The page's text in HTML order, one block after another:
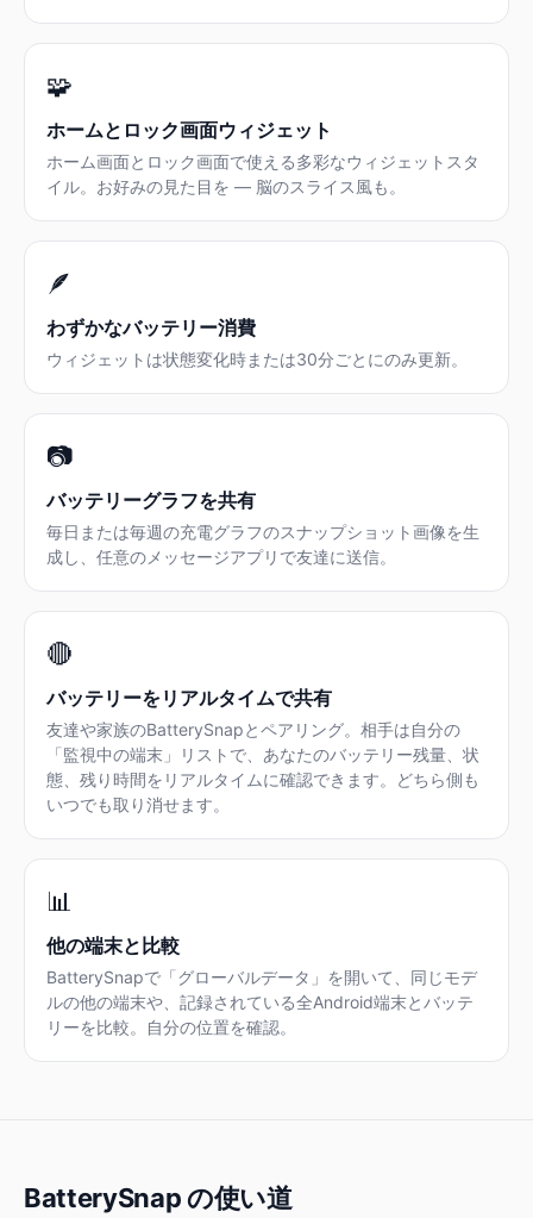
🧩
ホームとロック画面ウィジェット
ホーム画面とロック画面で使える多彩なウィジェットスタ
イル。お好みの見た目を — 脳のスライス風も。
🪶
わずかなバッテリー消費
ウィジェットは状態変化時または30分ごとにのみ更新。
📷
バッテリーグラフを共有
毎日または毎週の充電グラフのスナップショット画像を生
成し、任意のメッセージアプリで友達に送信。
🔴
バッテリーをリアルタイムで共有
友達や家族のBatterySnapとペアリング。相手は自分の
「監視中の端末」リストで、あなたのバッテリー残量、状
態、残り時間をリアルタイムに確認できます。どちら側も
いつでも取り消せます。
📊
他の端末と比較
BatterySnapで「グローバルデータ」を開いて、同じモデ
ルの他の端末や、記録されている全Android端末とバッテ
リーを比較。自分の位置を確認。
BatterySnap の使い道